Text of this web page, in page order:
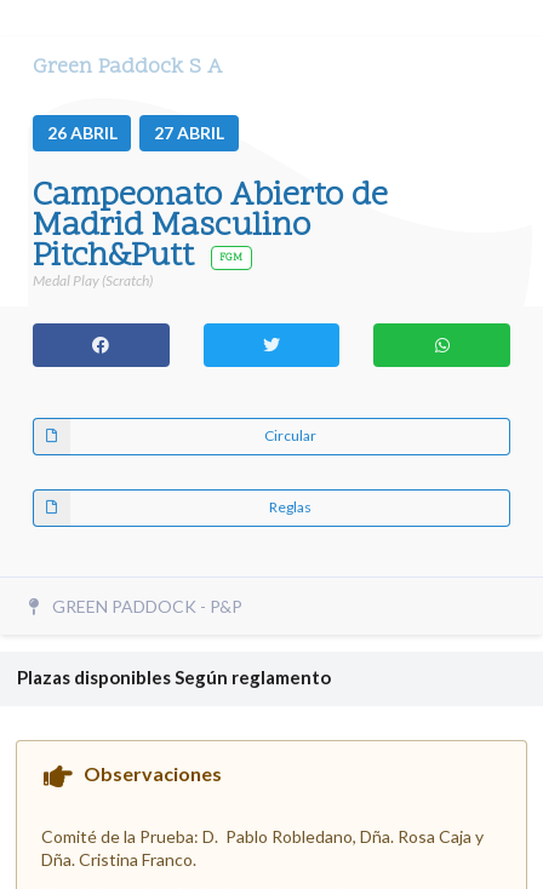
Green Paddock S A
26ABRIL 27ABRIL
Campeonato Abierto de
Madrid Masculino
Pitch&Putt FGM
Medal Play (Scratch)
Circular
Reglas
GREEN PADDOCK - P&P
Plazas disponibles Según reglamento
Observaciones
Comité de la Prueba: D. Pablo Robledano, Dña. Rosa Caja y
Dña. Cristina Franco.